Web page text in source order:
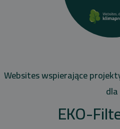
Websites wspierające
dla
EKO-